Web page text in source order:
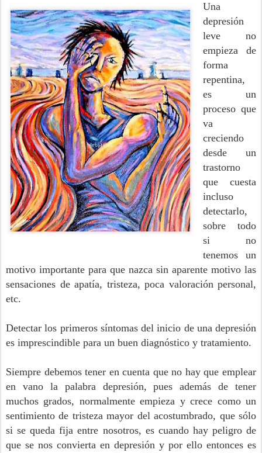
Una
depresión
leve no
empieza de
forma
repentina,
es un
proceso que
va
creciendo
desde un
trastorno
que cuesta
incluso
detectarlo,
sobre todo
si no
tenemos un
motivo importante para que nazca sin aparente motivo las
sensaciones de apatía, tristeza, poca valoración personal,
etc.
Detectar los primeros síntomas del inicio de una depresión
es imprescindible para un buen diagnóstico y tratamiento.
Siempre debemos tener en cuenta que no hay que emplear
en vano la palabra depresión, pues además de tener
muchos grados, normalmente empieza y crece como un
sentimiento de tristeza mayor del acostumbrado, que sólo
si se queda fija entre nosotros, es cuando hay peligro de
que se nos convierta en depresión y por ello entonces es